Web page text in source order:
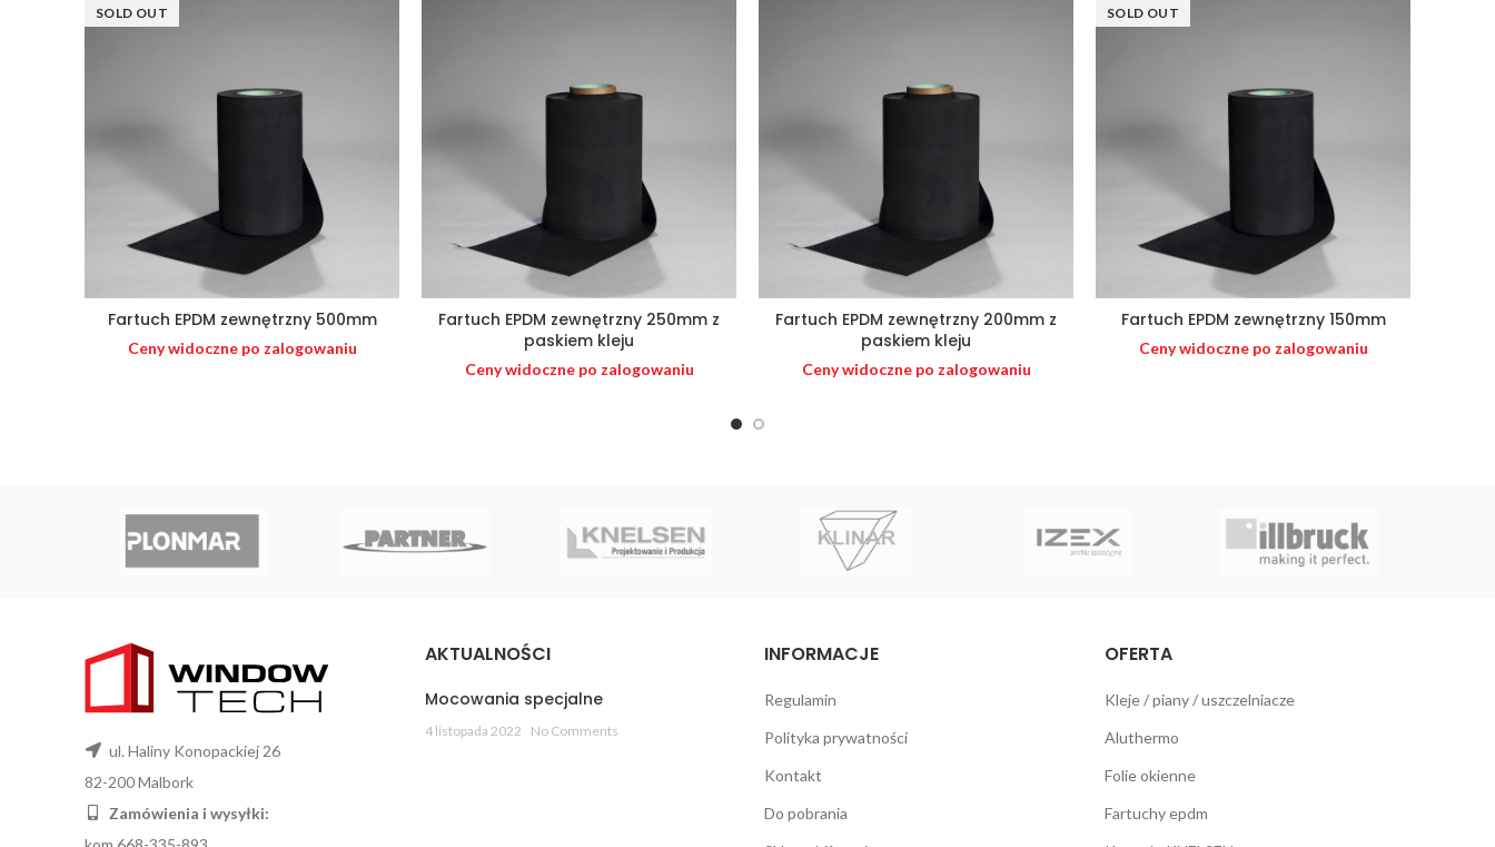
SOLD OUT
Fartuch EPDM zewnętrzny 500mm
Ceny widoczne po zalogowaniu
Fartuch EPDM zewnętrzny 250mm z
paskiem kleju
Ceny widoczne po zalogowaniu
Fartuch EPDM zewnętrzny 200mm z
paskiem kleju
Ceny widoczne po zalogowaniu
SOLD OUT
Fartuch EPDM zewnętrzny 150mm
Ceny widoczne po zalogowaniu
ul. Haliny Konopackiej 26
82-200 Malbork
Zamówienia i wysyłki:
AKTUALNOŚCI
Mocowania specjalne
4 listopada 2022 No Comments
INFORMACJE
Regulamin
Polityka prywatności
Kontakt
Do pobrania
OFERTA
Kleje / piany / uszczelniacze
Aluthermo
Folie okienne
Fartuchy epdm